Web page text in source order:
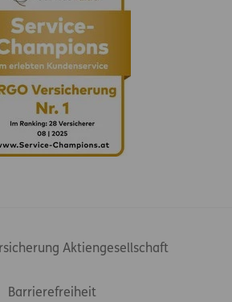
Aktiengesellschaft
Barrierefreiheit